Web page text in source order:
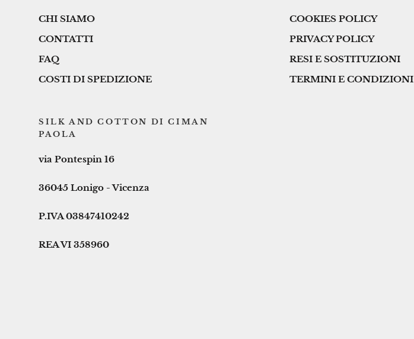
CHI SIAMO
CONTATTI
FAQ
COSTI DI SPEDIZIONE
COOKIES POLICY
PRIVACY POLICY
RESI E SOSTITUZIONI
TERMINI E CONDIZIONI
SILK AND COTTON DI CIMAN
PAOLA
via Pontespin 16
36045 Lonigo - Vicenza
P.IVA 03847410242
REA VI 358960